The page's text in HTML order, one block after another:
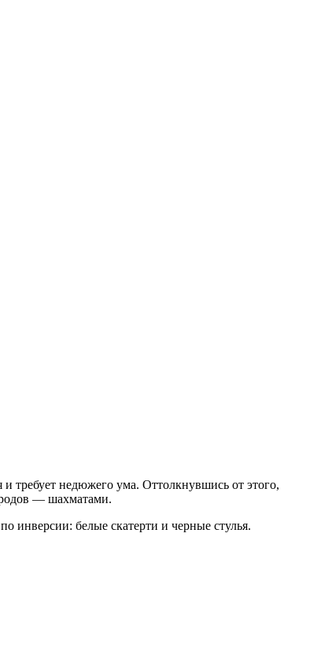
требует недюжего ума. Оттолкнувшись от этого,
— шахматами.
инверсии: белые скатерти и черные стулья.